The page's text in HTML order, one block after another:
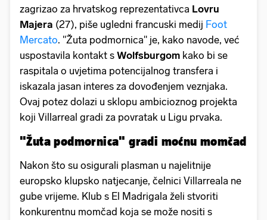
zagrizao za hrvatskog reprezentativca Lovru
Majera (27), piše ugledni francuski medij Foot
Mercato. "Žuta podmornica" je, kako navode, već
uspostavila kontakt s Wolfsburgom kako bi se
raspitala o uvjetima potencijalnog transfera i
iskazala jasan interes za dovođenjem veznjaka.
Ovaj potez dolazi u sklopu ambicioznog projekta
koji Villarreal gradi za povratak u Ligu prvaka.
"Žuta podmornica" gradi moćnu momčad
Nakon što su osigurali plasman u najelitnije
europsko klupsko natjecanje, čelnici Villarreala ne
gube vrijeme. Klub s El Madrigala želi stvoriti
konkurentnu momčad koja se može nositi s